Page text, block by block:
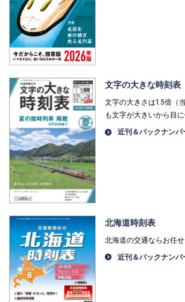
文字の大きな時刻表
文字の大きさは1.5倍（
も文字が大きいから目に
近刊＆バックナンバ
北海道時刻表
北海道の交通ならお任せ
近刊＆バックナンバ